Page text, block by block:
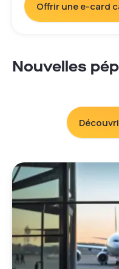
Offrir une e-card
Nouvelles